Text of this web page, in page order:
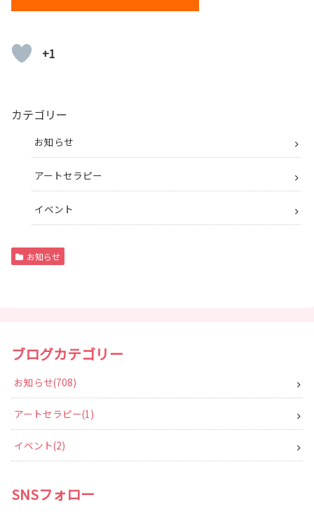
+1
カテゴリー
お知らせ
アートセラピー
イベント
お知らせ
ブログカテゴリー
お知らせ 708
アートセラピー 1
イベント 2
SNSフォロー